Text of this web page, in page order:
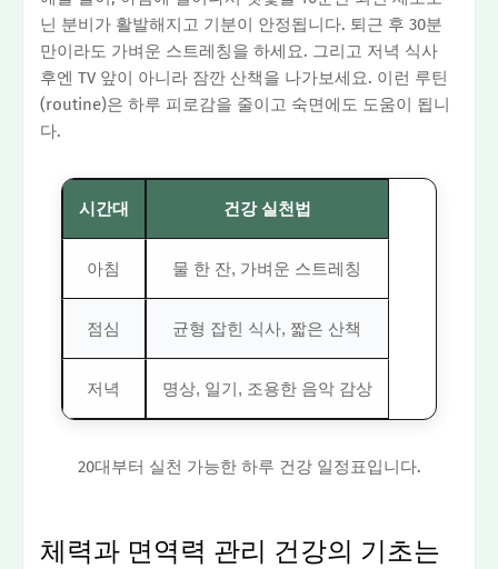
닌 분비가 활발해지고 기분이 안정됩니다. 퇴근 후 30분
만이라도 가벼운 스트레칭을 하세요. 그리고 저녁 식사
후엔 TV 앞이 아니라 잠깐 산책을 나가보세요. 이런 루틴
(routine)은 하루 피로감을 줄이고 숙면에도 도움이 됩니
다.
시간대 건강 실천법
아침 물 한 잔, 가벼운 스트레칭
점심 균형 잡힌 식사, 짧은 산책
저녁 명상, 일기, 조용한 음악 감상
20대부터 실천 가능한 하루 건강 일정표입니다.
체력과 면역력 관리 건강의 기초는